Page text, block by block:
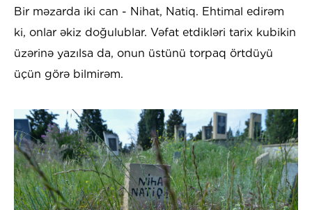
Bir məzarda iki can - Nihat, Natiq. Ehtimal edirəm
ki, onlar əkiz doğulublar. Vəfat etdikləri tarix kubikin
üzərinə yazılsa da, onun üstünü torpaq örtdüyü
üçün görə bilmirəm.